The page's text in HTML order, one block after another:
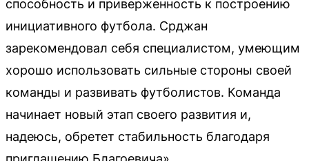
способность и приверженность к построению
инициативного футбола. Срджан
зарекомендовал себя специалистом, умеющим
хорошо использовать сильные стороны своей
команды и развивать футболистов. Команда
начинает новый этап своего развития и,
надеюсь, обретет стабильность благодаря